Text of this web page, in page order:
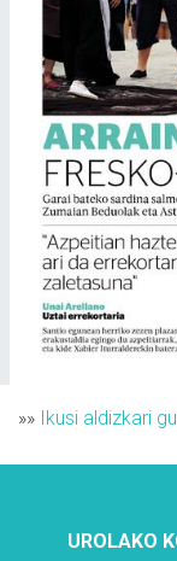
»» Ikusi aldizkari
UROLAKO